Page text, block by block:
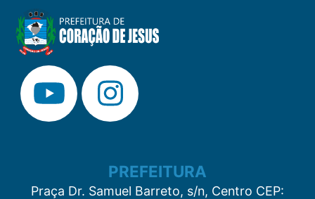
PREFEITURA
Praça Dr. Samuel Barreto, s/n, Centro CEP: